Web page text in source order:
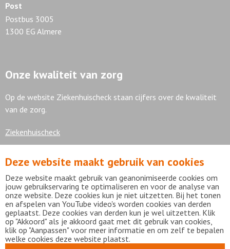
Post
Postbus 3005
1300 EG Almere
Onze kwaliteit van zorg
Op de website Ziekenhuischeck staan cijfers over de kwaliteit
van de zorg.
Ziekenhuischeck
7,9
Bekijk alle waarderingen
Deze website maakt gebruik van cookies
Deze website maakt gebruik van geanonimiseerde cookies om
jouw gebruikservaring te optimaliseren en voor de analyse van
onze website. Deze cookies kun je niet uitzetten. Bij het tonen
en afspelen van YouTube video's worden cookies van derden
geplaatst. Deze cookies van derden kun je wel uitzetten. Klik
op "Akkoord" als je akkoord gaat met dit gebruik van cookies,
klik op "Aanpassen" voor meer informatie en om zelf te bepalen
welke cookies deze website plaatst.